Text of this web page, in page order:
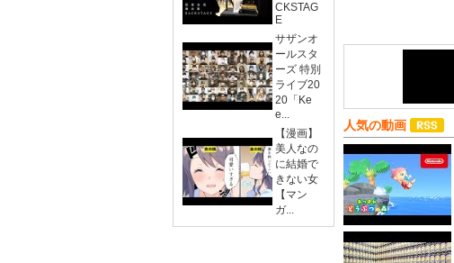
CKSTAG
E
サザンオ
ールスタ
ーズ 特別
ライブ20
20「Ke
e...
【漫画】
美人なの
に結婚で
きない女
【マン
ガ...
人気の動画